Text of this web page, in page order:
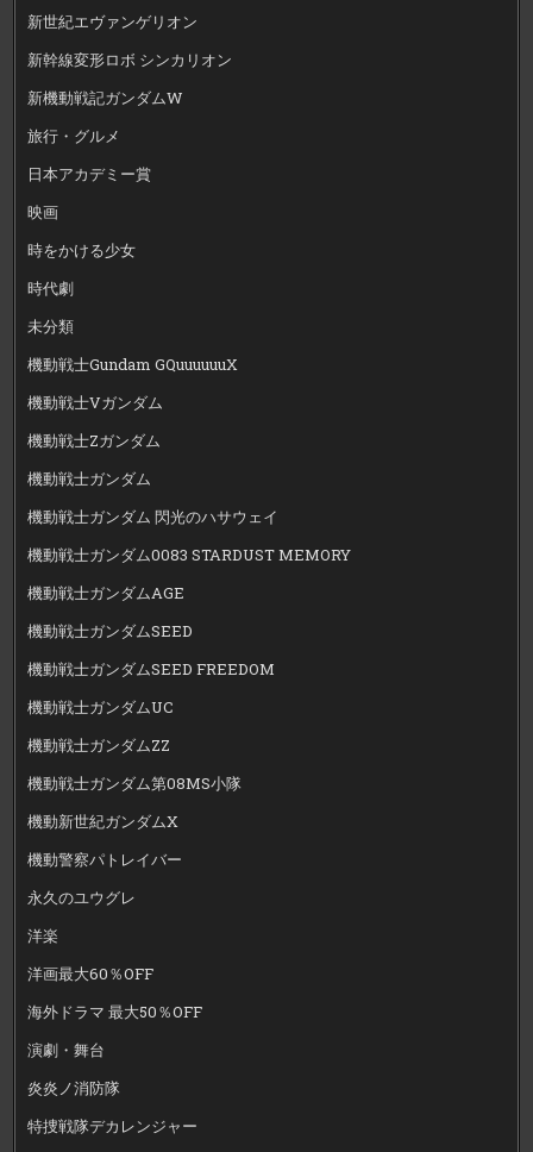
新世紀エヴァンゲリオン
新幹線変形ロボ シンカリオン
新機動戦記ガンダムW
旅行・グルメ
日本アカデミー賞
映画
時をかける少女
時代劇
未分類
機動戦士Gundam GQuuuuuuX
機動戦士Vガンダム
機動戦士Zガンダム
機動戦士ガンダム
機動戦士ガンダム 閃光のハサウェイ
機動戦士ガンダム0083 STARDUST MEMORY
機動戦士ガンダムAGE
機動戦士ガンダムSEED
機動戦士ガンダムSEED FREEDOM
機動戦士ガンダムUC
機動戦士ガンダムZZ
機動戦士ガンダム第08MS小隊
機動新世紀ガンダムX
機動警察パトレイバー
永久のユウグレ
洋楽
洋画最大60％OFF
海外ドラマ 最大50％OFF
演劇・舞台
炎炎ノ消防隊
特捜戦隊デカレンジャー